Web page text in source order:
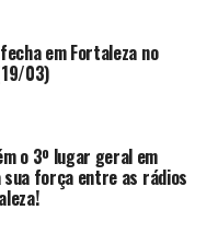
em Fortaleza no
03)
o 3º lugar geral em
força entre as rádios